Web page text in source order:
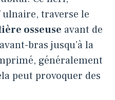
traverse le
osseuse avant de
bras jusqu’à la
généralement
peut provoquer des